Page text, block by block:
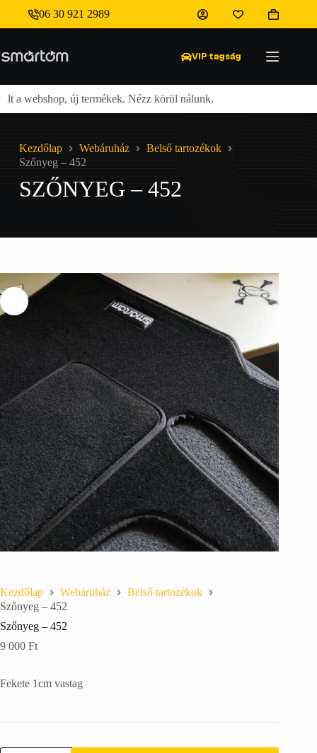
content
Szőnyeg – 452
06 30 921 2989
Shopping
cart
VIP tagság
a webshop, új termékek. Nézz körül nálunk.
Kezdőlap Webáruház
Belső tartozékok
Szőnyeg – 452
SZŐNYEG – 452
Kezdőlap Webáruház
Belső tartozékok
Szőnyeg – 452
Szőnyeg – 452
9 000 Ft
Fekete 1cm vastag